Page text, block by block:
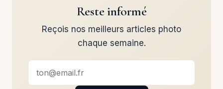
Reste informé
Reçois nos meilleurs articles photo
chaque semaine.